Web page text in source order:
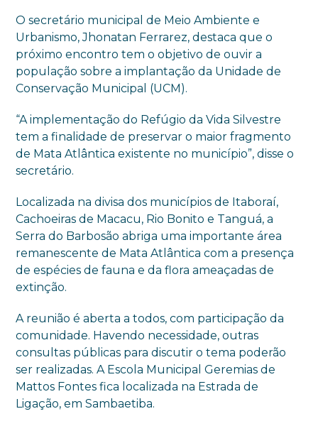
O secretário municipal de Meio Ambiente e
Urbanismo, Jhonatan Ferrarez, destaca que o
próximo encontro tem o objetivo de ouvir a
população sobre a implantação da Unidade de
Conservação Municipal (UCM).
“A implementação do Refúgio da Vida Silvestre
tem a finalidade de preservar o maior fragmento
de Mata Atlântica existente no município”, disse o
secretário.
Localizada na divisa dos municípios de Itaboraí,
Cachoeiras de Macacu, Rio Bonito e Tanguá, a
Serra do Barbosão abriga uma importante área
remanescente de Mata Atlântica com a presença
de espécies de fauna e da flora ameaçadas de
extinção.
A reunião é aberta a todos, com participação da
comunidade. Havendo necessidade, outras
consultas públicas para discutir o tema poderão
ser realizadas. A Escola Municipal Geremias de
Mattos Fontes fica localizada na Estrada de
Ligação, em Sambaetiba.